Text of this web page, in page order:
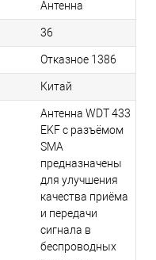
Антенна
36
Отказное 1386
Китай
Антенна WDT 433
EKF с разъёмом
SMA
предназначены
для улучшения
качества приёма
и передачи
сигнала в
беспроводных